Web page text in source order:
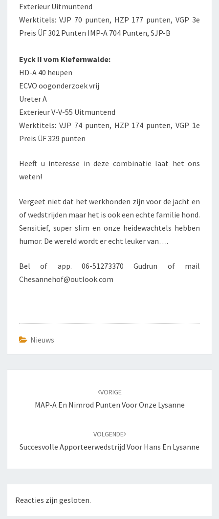
Exterieur Uitmuntend
Werktitels: VJP 70 punten, HZP 177 punten, VGP 3e
Preis ÜF 302 Punten IMP-A 704 Punten, SJP-B
Eyck II vom Kiefernwalde:
HD-A 40 heupen
ECVO oogonderzoek vrij
Ureter A
Exterieur V-V-55 Uitmuntend
Werktitels: VJP 74 punten, HZP 174 punten, VGP 1e
Preis ÜF 329 punten
Heeft u interesse in deze combinatie laat het ons
weten!
Vergeet niet dat het werkhonden zijn voor de jacht en
of wedstrijden maar het is ook een echte familie hond.
Sensitief, super slim en onze heidewachtels hebben
humor. De wereld wordt er echt leuker van….
Bel of app. 06-51273370 Gudrun of mail
Chesannehof@outlook.com
Nieuws
VORIGE
MAP-A En Nimrod Punten Voor Onze Lysanne
VOLGENDE
Succesvolle Apporteerwedstrijd Voor Hans En Lysanne
Reacties zijn gesloten.